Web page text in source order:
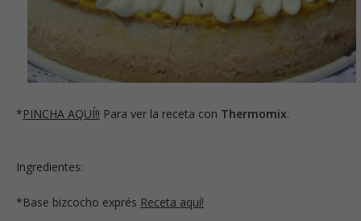
*PINCHA AQUÍ!! Para ver la receta con Thermomix.
Ingredientes:
*Base bizcocho exprés Receta aquí!